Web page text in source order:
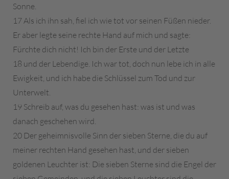
Sonne.
17 Als ich ihn sah, fiel ich wie tot vor seinen Füßen nieder.
Er aber legte seine rechte Hand auf mich und sagte:
Fürchte dich nicht! Ich bin der Erste und der Letzte
18 und der Lebendige. Ich war tot, doch nun lebe ich in alle
Ewigkeit, und ich habe die Schlüssel zum Tod und zur
Unterwelt.
19 Schreib auf, was du gesehen hast: was ist und was
danach geschehen wird.
20 Der geheimnisvolle Sinn der sieben Sterne, die du auf
meiner rechten Hand gesehen hast, und der sieben
goldenen Leuchter ist: Die sieben Sterne sind die Engel der